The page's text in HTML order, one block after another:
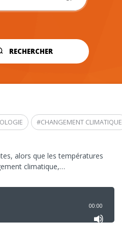
RECHERCHER
#CHANGEMENT CLIMATIQUE
alors que les températures
climatique,…
00:00